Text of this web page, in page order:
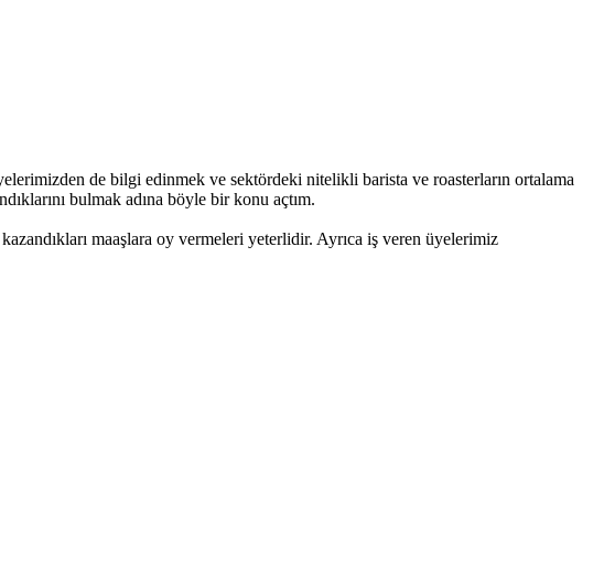
de bilgi edinmek ve sektördeki nitelikli barista ve roasterların ortalama
bulmak adına böyle bir konu açtım.
maaşlara oy vermeleri yeterlidir. Ayrıca iş veren üyelerimiz